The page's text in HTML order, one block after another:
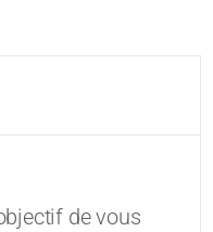
de vous